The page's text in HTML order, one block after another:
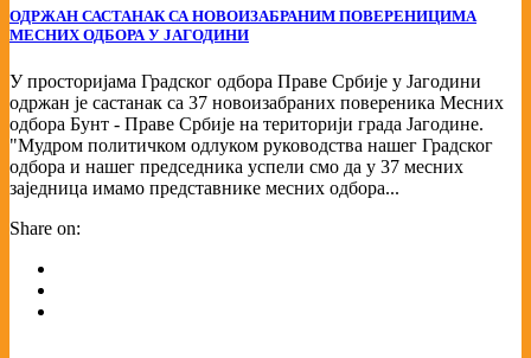
ОДРЖАН САСТАНАК СА НОВОИЗАБРАНИМ ПОВЕРЕНИЦИМА
МЕСНИХ ОДБОРА У ЈАГОДИНИ
У просторијама Градског одбора Праве Србије у Јагодини
одржан је састанак са 37 новоизабраних повереника Месних
одбора Бунт - Праве Србије на територији града Јагодине.
"Мудром политичком одлуком руководства нашег Градског
одбора и нашег председника успели смо да у 37 месних
заједница имамо представнике месних одбора...
Share on: